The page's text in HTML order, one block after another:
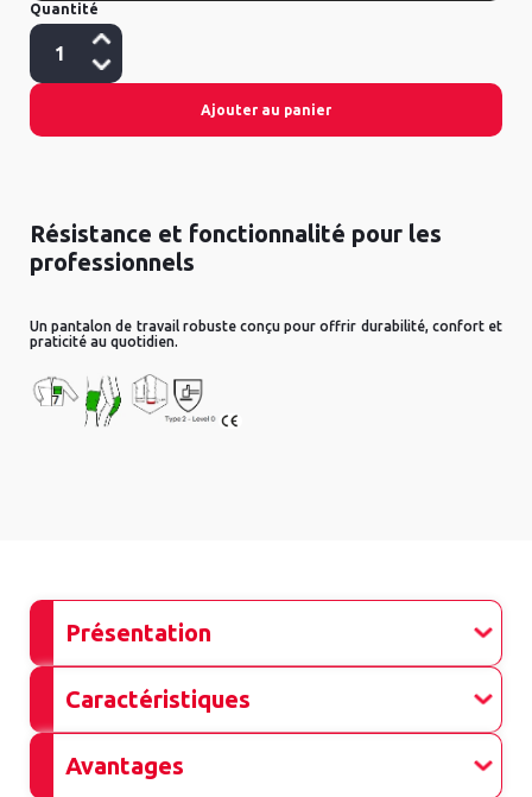
Quantité
Ajouter au panier
Résistance et fonctionnalité pour les
professionnels
Un pantalon de travail robuste conçu pour offrir durabilité, confort et
praticité au quotidien.
Présentation
Caractéristiques
Avantages